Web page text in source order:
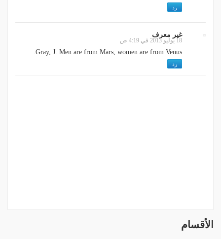
رد
غير معرف
18 يوليو 2013 في 4:19 ص
Gray, J. Men are from Mars, women are from Venus.
رد
الأقسام